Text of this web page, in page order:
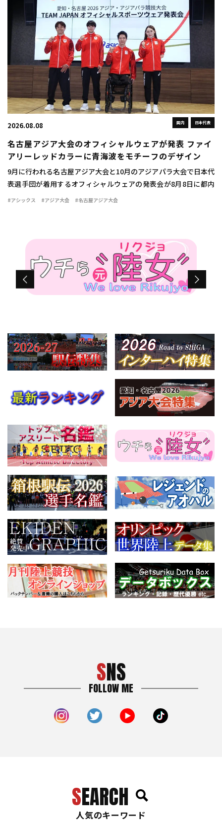
国内 日本代表
2026.08.08
名古屋アジア大会のオフィシャルウェアが発表 ファイ
アリーレッドカラーに青海波をモチーフのデザイン
9月に行われる名古屋アジア大会と10月のアジアパラ大会で日本代
表選手団が着用するオフィシャルウェアの発表会が8月8日に都内
で行われた。 ウェアは情熱を燃え立つような赤い炎を示す「ファ
#アシックス #アジア大会 #名古屋アジア大会
SNS
FOLLOW ME
SEARCH
人気のキーワード